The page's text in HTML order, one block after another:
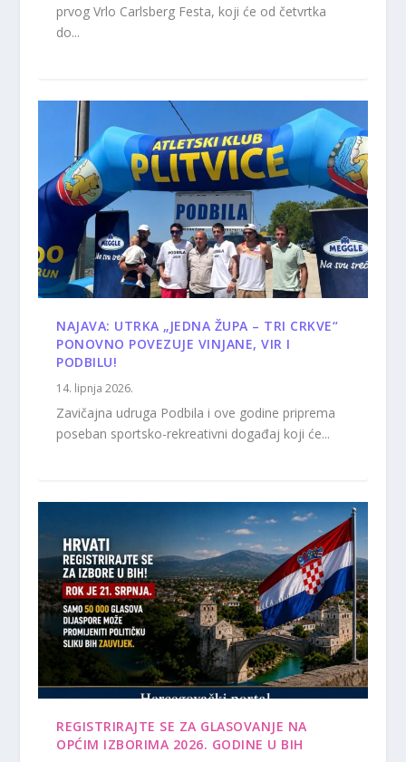
prvog Vrlo Carlsberg Festa, koji će od četvrtka
do...
NAJAVA: UTRKA „JEDNA ŽUPA – TRI CRKVE“
PONOVNO POVEZUJE VINJANE, VIR I
PODBILU!
14. lipnja 2026.
Zavičajna udruga Podbila i ove godine priprema
poseban sportsko-rekreativni događaj koji će...
REGISTRIRAJTE SE ZA GLASOVANJE NA
OPĆIM IZBORIMA 2026. GODINE U BIH